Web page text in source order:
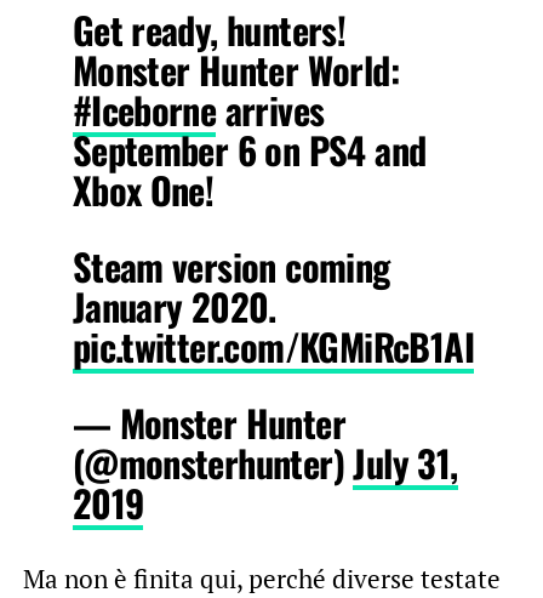
Get ready, hunters!
Monster Hunter World:
#Icebornearrives
September 6 on PS4 and
Xbox One!
Steam version coming
January 2020.
pic.twitter.com/KGMiRcB1AI
— Monster Hunter
(@monsterhunter)July 31,
2019
Ma non è finita qui, perché diverse testate